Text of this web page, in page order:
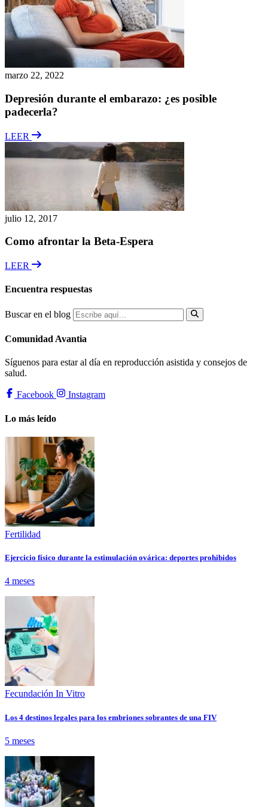
marzo 22, 2022
Depresión durante el embarazo: ¿es posible
padecerla?
LEER
julio 12, 2017
Como afrontar la Beta-Espera
LEER
Encuentra respuestas
Buscar en el blog
Comunidad Avantia
Síguenos para estar al día en reproducción asistida y consejos de
salud.
Facebook Instagram
Lo más leído
Fertilidad
Ejercicio físico durante la estimulación ovárica: deportes prohibidos
4 meses
Fecundación In Vitro
Los 4 destinos legales para los embriones sobrantes de una FIV
5 meses